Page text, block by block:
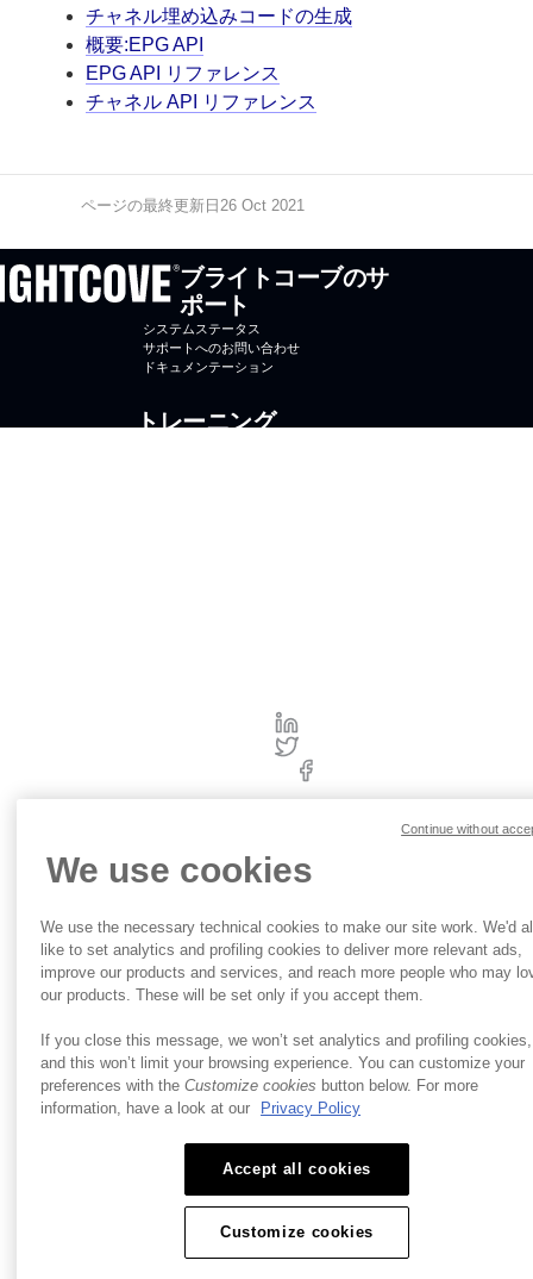
チャネル埋め込みコードの生成
概要:EPG API
EPG API リファレンス
チャネル API リファレンス
ページの最終更新日26 Oct 2021
ブライトコーブのサ
ポート
システムステータス
サポートへのお問い合わせ
ドキュメンテーション
トレーニング
約
We use cookies
We use the necessary technical cookies to make our site work. We'd
like to set analytics and profiling cookies to deliver more relevant ads,
improve our products and services, and reach more people who may
our products. These will be set only if you accept them.
If you close this message, we won’t set analytics and profiling cookies,
and this won’t limit your browsing experience. You can customize your
preferences with theCustomize cookies button below. For more
information, have a look at our
Privacy Policy
Accept all cookies
Customize cookies
Continue without